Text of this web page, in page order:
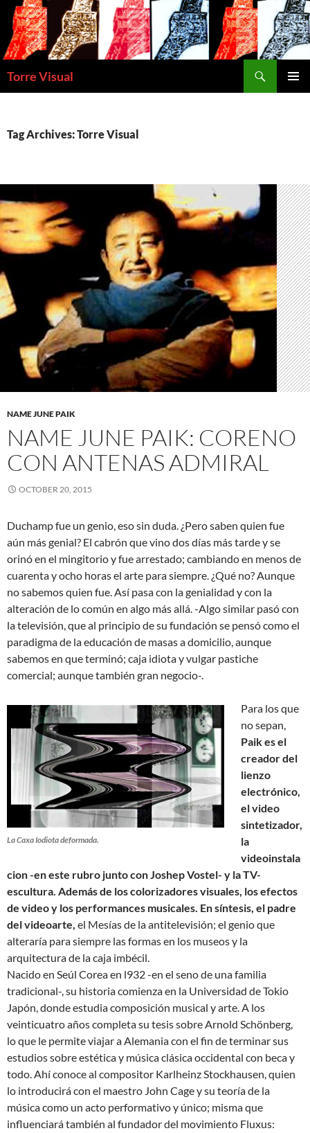
Skip
content
Torre Visual
Tag Archives: Torre Visual
NAME JUNE PAIK
NAME JUNE PAIK: CORENO
CON ANTENAS ADMIRAL
OCTOBER 20, 2015
Duchamp fue un genio, eso sin duda. ¿Pero saben quien fue
aún más genial? El cabrón que vino dos días más tarde y se
orinó en el mingitorio y fue arrestado; cambiando en menos de
cuarenta y ocho horas el arte para siempre. ¿Qué no? Aunque
no sabemos quien fue. Así pasa con la genialidad y con la
alteración de lo común en algo más allá. -Algo similar pasó con
la televisión, que al principio de su fundación se pensó como el
paradigma de la educación de masas a domicilio, aunque
sabemos en que terminó; caja idiota y vulgar pastiche
comercial; aunque también gran negocio-.
La Caxa Iodiota deformada.
Para los que
no sepan,
Paik es el
creador del
lienzo
electrónico,
el video
sintetizador,
la
videoinstala
cion -en este rubro junto con Joshep Vostel- y la TV-
escultura. Además de los colorizadores visuales, los efectos
de video y los performances musicales. En síntesis, el padre
del videoarte, el Mesías de la antitelevisión; el genio que
alteraría para siempre las formas en los museos y la
arquitectura de la caja imbécil.
Nacido en Seúl Corea en l932 -en el seno de una familia
tradicional-, su historia comienza en la Universidad de Tokio
Japón, donde estudia composición musical y arte. A los
veinticuatro años completa su tesis sobre Arnold Schönberg,
lo que le permite viajar a Alemania con el fin de terminar sus
estudios sobre estética y música clásica occidental con beca y
todo. Ahí conoce al compositor Karlheinz Stockhausen, quien
lo introducirá con el maestro John Cage y su teoría de la
música como un acto performativo y único; misma que
influenciará también al fundador del movimiento Fluxus: